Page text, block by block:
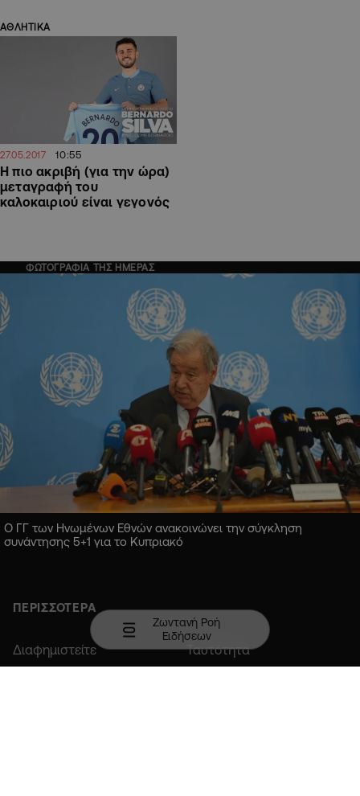
ΑΘΛΗΤΙΚΑ
27.05.2017 10:55
Η πιο ακριβή (για την ώρα)
μεταγραφή του
καλοκαιριού είναι γεγονός
ΦΩΤΟΓΡΑΦΙΑ ΤΗΣ ΗΜΕΡΑΣ
Ο ΓΓ των Ηνωμένων Εθνών ανακοινώνει την σύγκληση
συνάντησης 5+1 για το Κυπριακό
ΠΕΡΙΣΣΟΤΕΡΑ
Διαφημιστείτε Ταυτότητα
Ζωντανή Ροή
Ειδήσεων